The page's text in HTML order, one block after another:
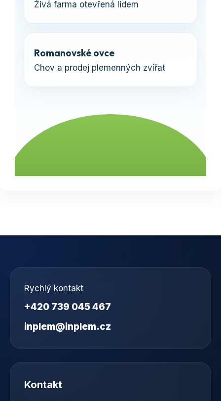
Živá farma otevřená lidem
Romanovské ovce
Chov a prodej plemenných zvířat
Rychlý kontakt
+420 739 045 467
inplem@inplem.cz
Kontakt